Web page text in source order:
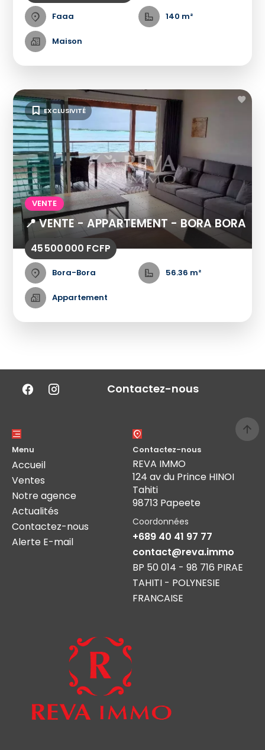
Faaa 140 m²
Maison
VENTE
📍 VENTE - APPARTEMENT - BORA BORA
45 500 000 FCFP
Bora-Bora 56.36 m²
Appartement
EXCLUSIVITÉ
Contactez-nous
Menu
Accueil
Ventes
Notre agence
Actualités
Contactez-nous
Alerte E-mail
Contactez-nous
REVA IMMO
124 av du Prince HINOI
Tahiti
98713 Papeete
Coordonnées
+689 40 41 97 77
contact@reva.immo
BP 50 014 - 98 716 PIRAE
TAHITI - POLYNESIE
FRANCAISE